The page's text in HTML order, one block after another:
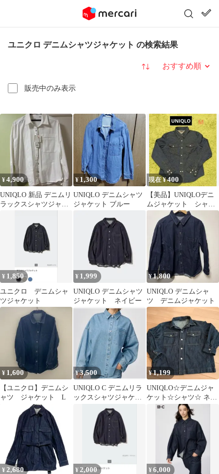
ユニクロ デニムシャツジャケット の検索結果
販売中のみ表示
並び替え
¥4,900
UNIQLO 新品 デニムリ
ラックスシャツジャケ
¥ 1,300
UNIQLO デニムシャツ
ジャケット ブルー
現在 ¥400
【美品】UNIQLOデニ
ムジャケット シャ
¥ 1,850
ユニクロ デニムシャ
ツジャケット
¥ 1,999
UNIQLO デニムシャツ
ジャケット ネイビー
¥1,800
UNIQLO デニムシャ
ツ デニムジャケット
¥ 1,600
【ユニクロ】デニムシ
ャツ ジャケット L
¥3,500
UNIQLO C デニムリラ
ックスシャツジャケッ
¥1,199
UNIQLO☆デニムジャ
ケット☆シャツ☆ ネイ
ビー120
¥ 2,680 ¥ 2,000 ¥6,000